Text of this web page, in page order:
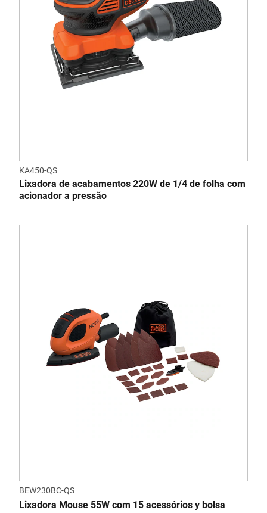
KA450-QS
Lixadora de acabamentos 220W de 1/4 de folha com
acionador a pressão
BEW230BC-QS
Lixadora Mouse 55W com 15 acessórios y bolsa